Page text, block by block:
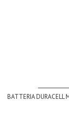
BATTERIA DURACELL